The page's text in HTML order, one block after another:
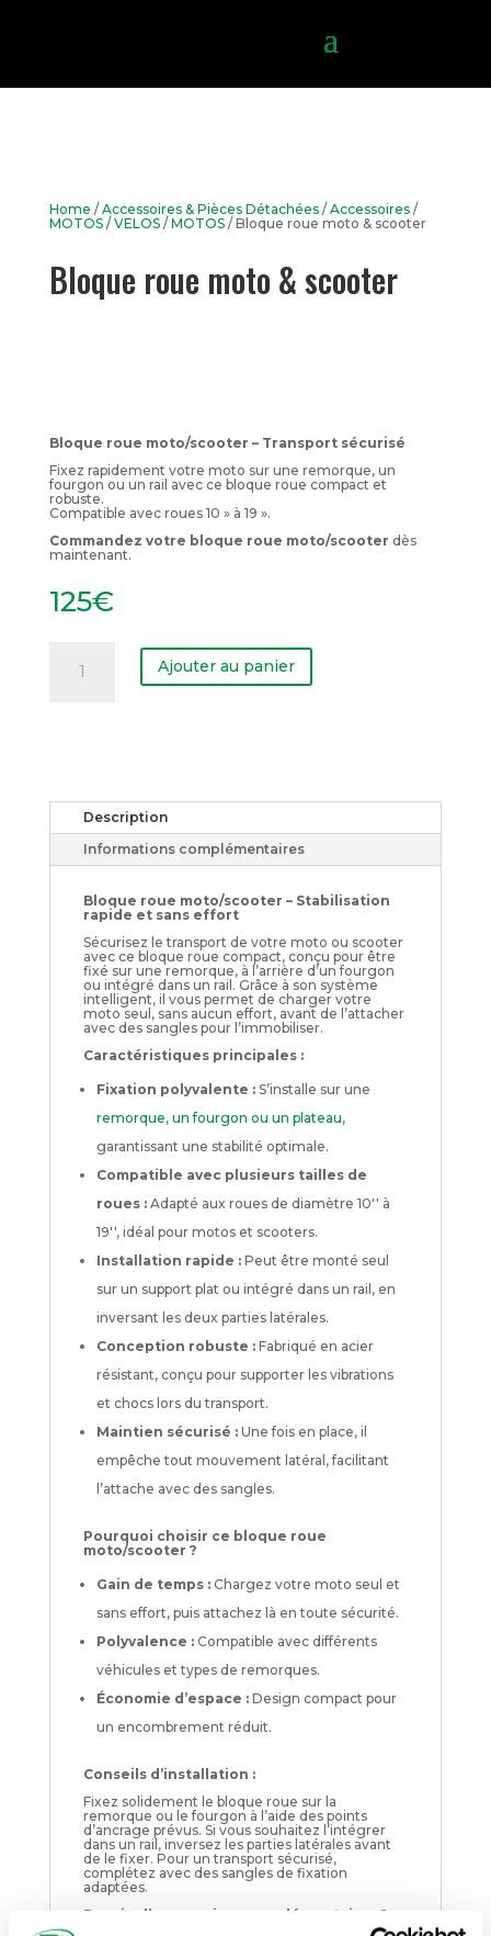
Home / Accessoires & Pièces Détachées/ Accessoires/
MOTOS / VELOS/ MOTOS/ Bloque roue moto & scooter
Bloque roue moto & scooter
Bloque roue moto/scooter – Transport sécurisé
Fixez rapidement votre moto sur une remorque, un
fourgon ou un rail avec ce bloque roue compact et
robuste.
Compatible avec roues 10 » à 19 ».
Commandez votre bloque roue moto/scooter dès
maintenant.
125€
Bloque
Ajouter au panier
Description
Informations complémentaires
Bloque roue moto/scooter – Stabilisation
rapide et sans effort
Sécurisez le transport de votre moto ou scooter
avec ce bloque roue compact, conçu pour être
fixé sur une remorque, à l’arrière d’un fourgon
ou intégré dans un rail. Grâce à son système
intelligent, il vous permet de charger votre
moto seul, sans aucun effort, avant de l’attacher
avec des sangles pour l’immobiliser.
Caractéristiques principales :
Fixation polyvalente :S’installe sur une
remorque, un fourgon ou un plateau,
garantissant une stabilité optimale.
Compatible avec plusieurs tailles de
roues :Adapté aux roues de diamètre 10'' à
19'', idéal pour motos et scooters.
Installation rapide :Peut être monté seul
sur un support plat ou intégré dans un rail, en
inversant les deux parties latérales.
Conception robuste :Fabriqué en acier
résistant, conçu pour supporter les vibrations
et chocs lors du transport.
Maintien sécurisé :Une fois en place, il
empêche tout mouvement latéral, facilitant
l’attache avec des sangles.
Pourquoi choisir ce bloque roue
moto/scooter ?
Gain de temps :Chargez votre moto seul et
sans effort, puis attachez là en toute sécurité.
Polyvalence :Compatible avec différents
véhicules et types de remorques.
Économie d’espace :Design compact pour
un encombrement réduit.
Conseils d’installation :
Fixez solidement le bloque roue sur la
remorque ou le fourgon à l’aide des points
d’ancrage prévus. Si vous souhaitez l’intégrer
dans un rail, inversez les parties latérales avant
de le fixer. Pour un transport sécurisé,
complétez avec des sangles de fixation
adaptées.
Besoin d’accessoires complémentaires ?
pour